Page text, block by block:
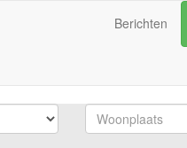
Berichten